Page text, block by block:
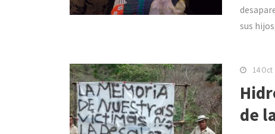
sus
14 Oct
de